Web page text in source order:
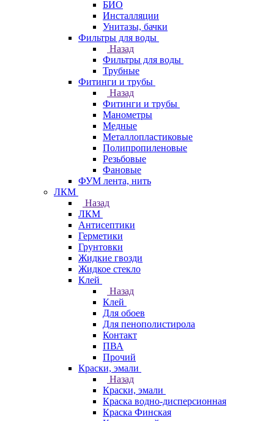
БИО
Инсталляции
Унитазы, бачки
Фильтры для воды
Назад
Фильтры для воды
Трубные
Фитинги и трубы
Назад
Фитинги и трубы
Манометры
Медные
Металлопластиковые
Полипропиленовые
Резьбовые
Фановые
ФУМ лента, нить
ЛКМ
Назад
ЛКМ
Антисептики
Герметики
Грунтовки
Жидкие гвозди
Жидкое стекло
Клей
Назад
Клей
Для обоев
Для пенополистирола
Контакт
ПВА
Прочий
Краски, эмали
Назад
Краски, эмали
Краска водно-дисперсионная
Краска Финская